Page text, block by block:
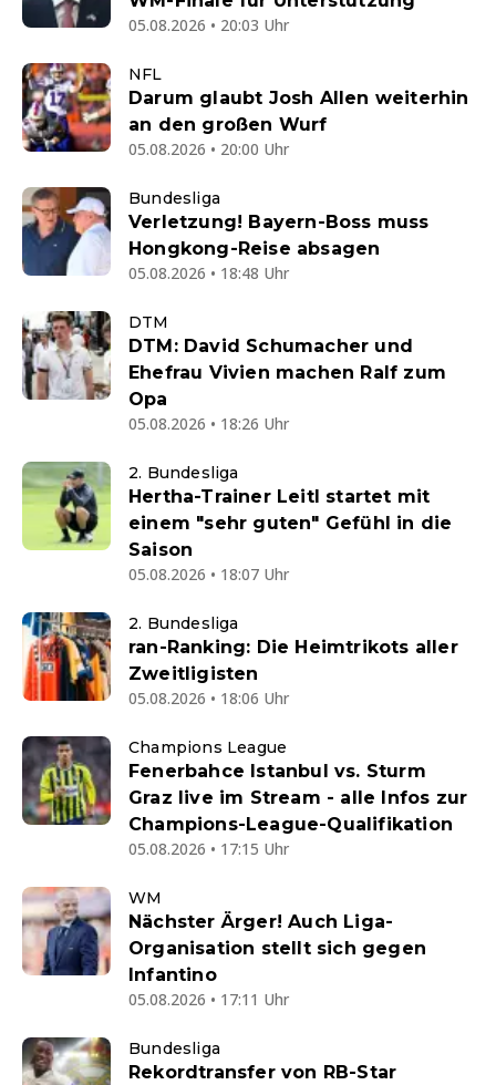
05.08.2026 • 20:03 Uhr
NFL
Darum glaubt Josh Allen weiterhin
an den großen Wurf
05.08.2026 • 20:00 Uhr
Bundesliga
Verletzung! Bayern-Boss muss
Hongkong-Reise absagen
05.08.2026 • 18:48 Uhr
DTM
DTM: David Schumacher und
Ehefrau Vivien machen Ralf zum
Opa
05.08.2026 • 18:26 Uhr
2. Bundesliga
Hertha-Trainer Leitl startet mit
einem "sehr guten" Gefühl in die
Saison
05.08.2026 • 18:07 Uhr
2. Bundesliga
ran-Ranking: Die Heimtrikots aller
Zweitligisten
05.08.2026 • 18:06 Uhr
Champions League
Fenerbahce Istanbul vs. Sturm
Graz live im Stream - alle Infos zur
Champions-League-Qualifikation
05.08.2026 • 17:15 Uhr
WM
Nächster Ärger! Auch Liga-
Organisation stellt sich gegen
Infantino
05.08.2026 • 17:11 Uhr
Bundesliga
Rekordtransfer von RB-Star